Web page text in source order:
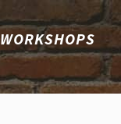
WORKSHOPS